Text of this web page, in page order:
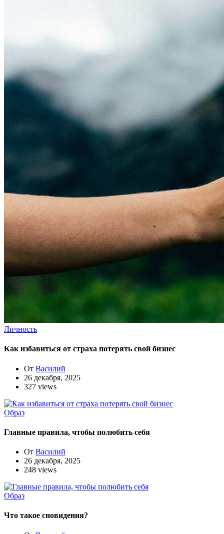
Личность
Как избавиться от страха потерять свой бизнес
От Василий
26 декабря, 2025
327 views
Образ
Главные правила, чтобы полюбить себя
От Василий
26 декабря, 2025
248 views
Образ
Что такое сновидения?